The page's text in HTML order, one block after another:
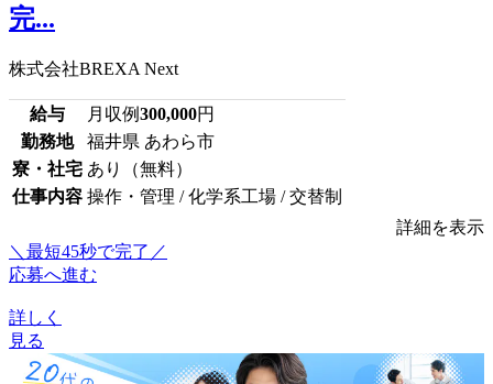
完...
株式会社BREXA Next
給与 月収例300,000円
勤務地
福井県 あわら市
寮・社宅 あり（無料）
仕事内容 操作・管理 / 化学系工場 / 交替制
詳細を表示
＼最短45秒で完了／
応募へ進む
詳しく
見る